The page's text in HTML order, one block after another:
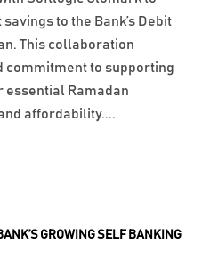
GROWING SELF BANKING
to the Bank’s Debit
This collaboration
commitment to supporting
essential Ramadan
affordability....